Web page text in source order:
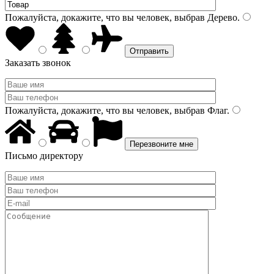
Пожалуйста, докажите, что вы человек, выбрав Дерево.
Заказать звонок
Пожалуйста, докажите, что вы человек, выбрав Флаг.
Письмо директору